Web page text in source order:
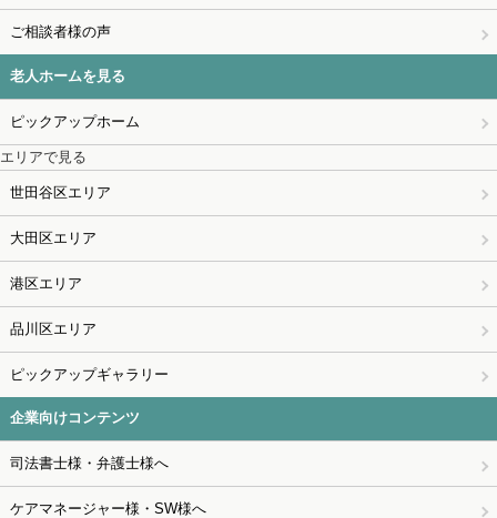
ご相談者様の声
老人ホームを見る
ピックアップホーム
エリアで見る
世田谷区エリア
大田区エリア
港区エリア
品川区エリア
ピックアップギャラリー
企業向けコンテンツ
司法書士様・弁護士様へ
ケアマネージャー様・SW様へ